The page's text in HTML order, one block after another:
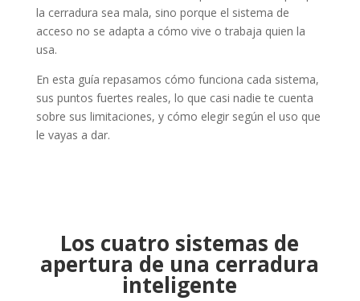
la cerradura sea mala, sino porque el sistema de
acceso no se adapta a cómo vive o trabaja quien la
usa.
En esta guía repasamos cómo funciona cada sistema,
sus puntos fuertes reales, lo que casi nadie te cuenta
sobre sus limitaciones, y cómo elegir según el uso que
le vayas a dar.
Los cuatro sistemas de
apertura de una cerradura
inteligente